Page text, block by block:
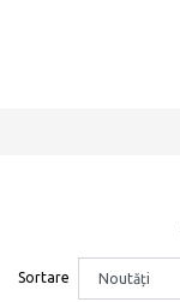
Sortare